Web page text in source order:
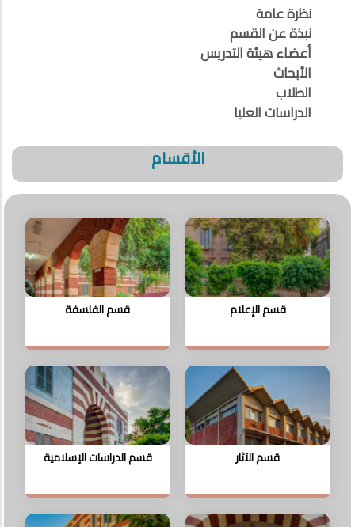
نظرة عامة
نبذة عن القسم
أعضاء هيئة التدريس
الأبحاث
الطلاب
الدراسات العليا
الأقسام
قسم الإعلام قسم الفلسفة
قسم الآثار قسم الدراسات الإسلامية